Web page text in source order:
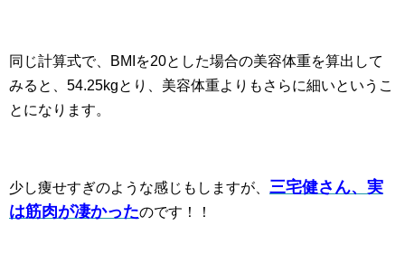
同じ計算式で、BMIを20とした場合の美容体重を算出して
みると、54.25kgとり、美容体重よりもさらに細いというこ
とになります。
少し痩せすぎのような感じもしますが、 三宅健さん、実
は筋肉が凄かったのです！！